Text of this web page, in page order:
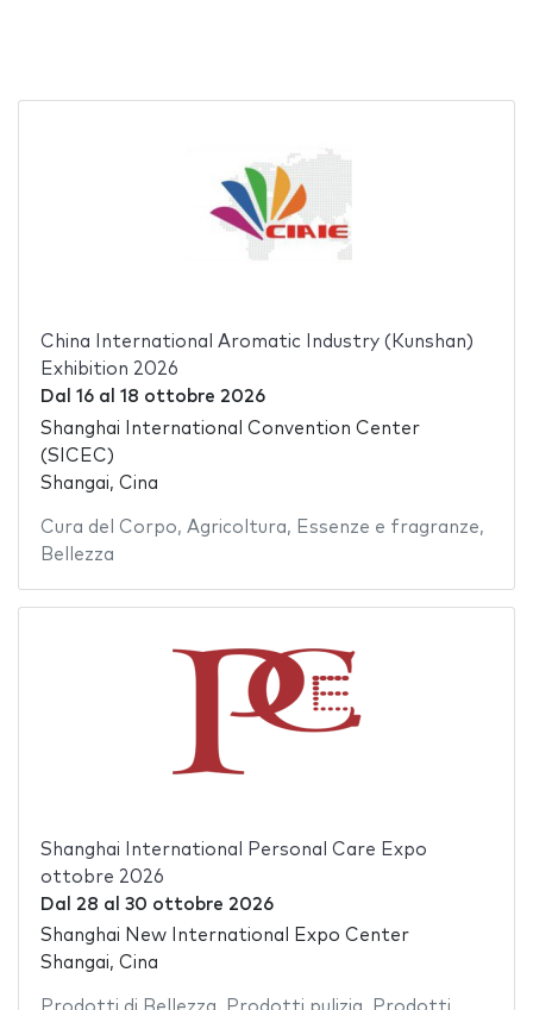
China International Aromatic Industry (Kunshan)
Exhibition 2026
Dal 16al 18 ottobre 2026
Shanghai International Convention Center
(SICEC)
Shangai, Cina
Cura del Corpo, Agricoltura, Essenze e fragranze,
Bellezza
Shanghai International Personal Care Expo
ottobre 2026
Dal 28 al 30 ottobre 2026
Shanghai New International Expo Center
Shangai, Cina